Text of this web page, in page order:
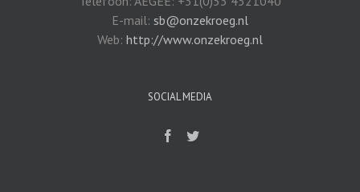
E-mail: sb@onzekroeg.nl
Web: http://www.onzekroeg.nl
SOCIAL MEDIA